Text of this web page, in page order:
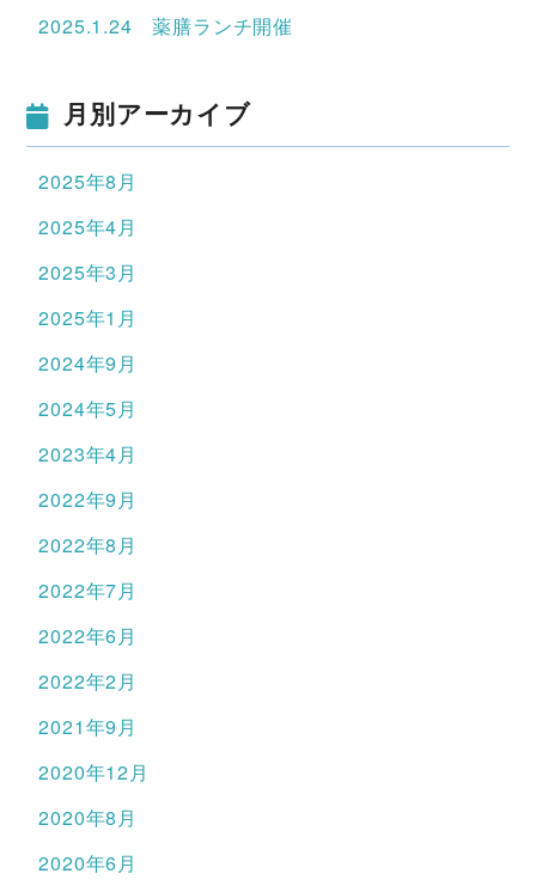
2025.1.24 薬膳ランチ開催
月別アーカイブ
2025年8月
2025年4月
2025年3月
2025年1月
2024年9月
2024年5月
2023年4月
2022年9月
2022年8月
2022年7月
2022年6月
2022年2月
2021年9月
2020年12月
2020年8月
2020年6月